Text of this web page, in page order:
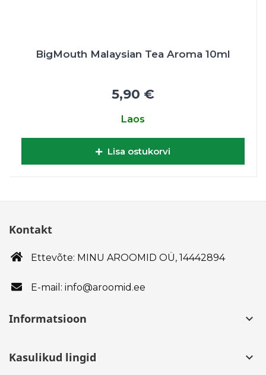
BigMouth Malaysian Tea Aroma 10ml
5,90 €
Laos
Lisa ostukorvi
Kontakt
Ettevõte: MINU AROOMID OÜ, 14442894
E-mail: info@aroomid.ee
Informatsioon keyboard_arrow_down
Kasulikud lingid keyboard_arrow_down